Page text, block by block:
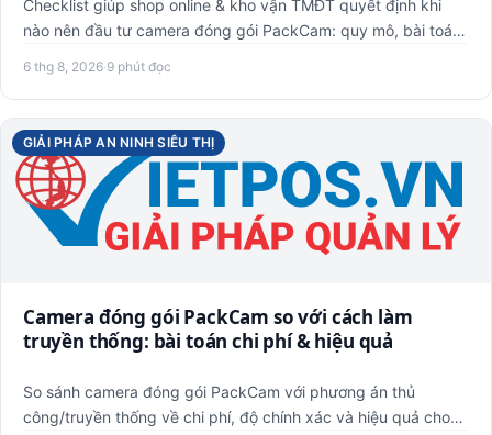
Checklist giúp shop online & kho vận TMĐT quyết định khi
nào nên đầu tư camera đóng gói PackCam: quy mô, bài toán,
6 thg 8, 2026·9 phút đọc
GIẢI PHÁP AN NINH SIÊU THỊ
Camera đóng gói PackCam so với cách làm
truyền thống: bài toán chi phí & hiệu quả
So sánh camera đóng gói PackCam với phương án thủ
công/truyền thống về chi phí, độ chính xác và hiệu quả cho